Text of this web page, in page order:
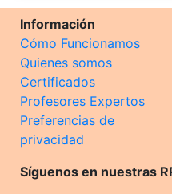
Información
Cómo Funcionamos
Quienes somos
Certificados
Profesores Expertos
Preferencias de
privacidad
Síguenos en nuestras